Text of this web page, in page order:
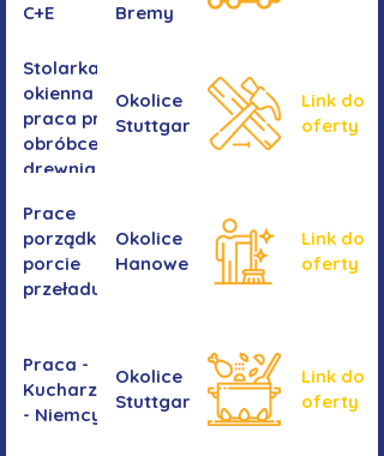
C+E
Bremy
Stolarka
okienna -
praca przy
obróbce
drewnianych
okiennych
Okolice
Stuttgartu
Link do
oferty
Prace
porządkowe w
porcie
przeładunkowym
Okolice
Hanoweru
Link do
oferty
Praca -
Kucharz/kucharka
- Niemcy
Okolice
Stuttgartu
Link do
oferty